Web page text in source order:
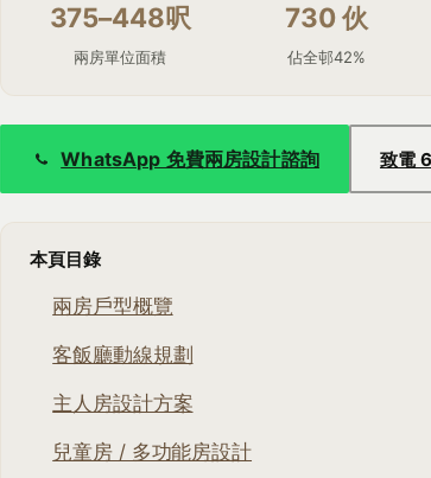
375–448呎
兩房單位面積
730 伙
佔全邨42%
WhatsApp 免費兩房設計諮詢 致電
本頁目錄
兩房戶型概覽
客飯廳動線規劃
主人房設計方案
兒童房 / 多功能房設計